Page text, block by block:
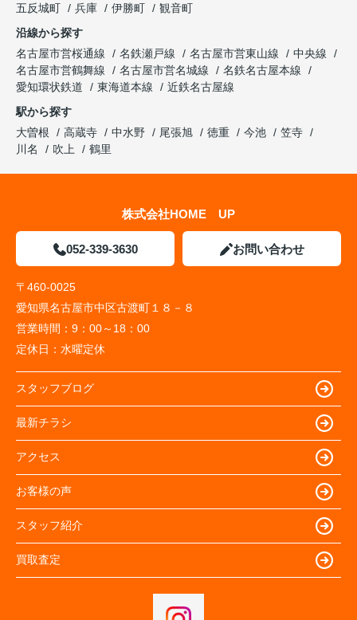
五反城町
兵庫 伊勝町
観音町
沿線から探す
名古屋市営桜通線
名鉄瀬戸線 名古屋市営東山線
中央線
名古屋市営鶴舞線
名古屋市営名城線
名鉄名古屋本線
愛知環状鉄道
東海道本線
近鉄名古屋線
駅から探す
大曽根
高蔵寺 中水野 尾張旭 徳重 今池
笠寺
川名
吹上 鶴里
株式会社HOME UP
052-339-3630 お問い合わせ
〒460-0025
愛知県名古屋市中区古渡町１８－８
営業時間： 9：00～18：00
定休日： 水曜定休
スタッフブログ
最新チラシ
アクセス
お客様の声
スタッフ紹介
買取査定